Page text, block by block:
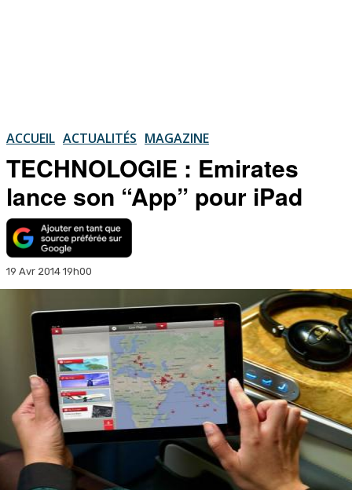
ACCUEIL ACTUALITÉS MAGAZINE
TECHNOLOGIE : Emirates
lance son “App” pour iPad
19 Avr 2014 19h00